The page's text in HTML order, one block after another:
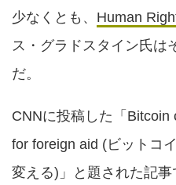
少なくとも、 Human
ス・グラドスタイン氏は
だ。
CNNに投稿した「
for foreign aid (ビットコ
変える)」と題された記